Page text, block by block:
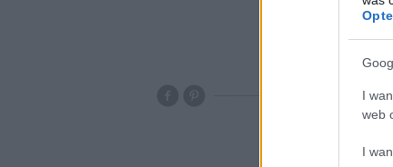
I
web
I
anglia
túrázás